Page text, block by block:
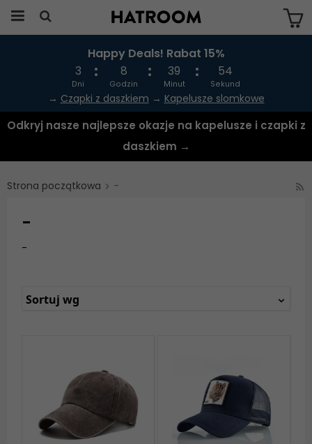
Produkten har blivit tillagd i varukorgen
Happy Deals! Rabat 15%
3
Dni
8
Godzin
39
Minut
53
Sekund
→ Czapki z daszkiem → Kapelusze slomkowe
Odkryj nasze najlepsze okazje na kapelusze i czapki z
daszkiem →
Strona początkowa -
-
-
Sortuj wg